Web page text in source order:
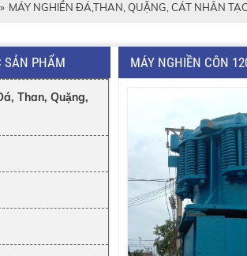
» MÁY NGHIỀN ĐÁ,THAN, QUẶNG, CÁT NHÂN
SẢN PHẨM
Than, Quặng,
MÁY NGHIỀN CÔN